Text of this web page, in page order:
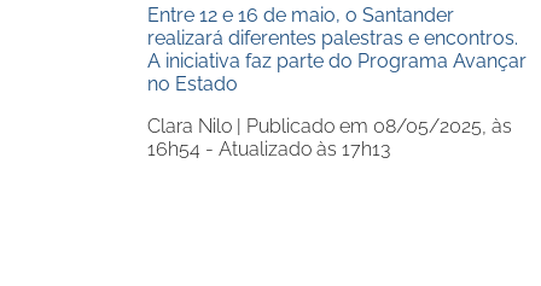
Entre 12 e 16 de maio, o Santander
realizará diferentes palestras e encontros.
A iniciativa faz parte do Programa Avançar
no Estado
Clara Nilo | Publicado em 08/05/2025, às
16h54 - Atualizado às 17h13